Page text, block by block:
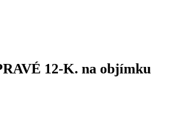
12-K. na objímku